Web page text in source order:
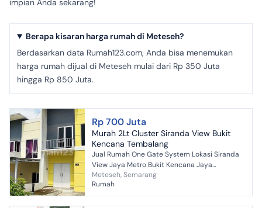
impian Anda sekarang!
Berapa kisaran harga rumah di Meteseh?
Berdasarkan data Rumah123.com, Anda bisa menemukan
harga rumah dijual di Meteseh mulai dari Rp 350 Juta
hingga Rp 850 Juta.
Rp 700 Juta
Murah 2Lt Cluster Siranda View Bukit
Kencana Tembalang
Jual Rumah One Gate System Lokasi Siranda
View Jaya Metro Bukit Kencana Jaya
Tembalang Dekat Undip Tembalang Luas
Tanah 72m² Luas Bangunan 58m...
Meteseh, Semarang
Rumah